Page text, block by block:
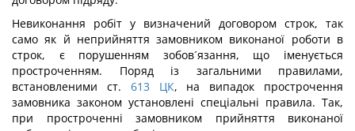
Невиконання робіт у визначений договором строк, так
само як й неприйняття замовником виконаної роботи в
строк, є порушенням зобов´язання, що іменується
простроченням. Поряд із загальними правилами,
встановленими ст. 613 ЦК, на випадок прострочення
замовника законом установлені спеціальні правила. Так,
при простроченні замовником прийняття виконаної